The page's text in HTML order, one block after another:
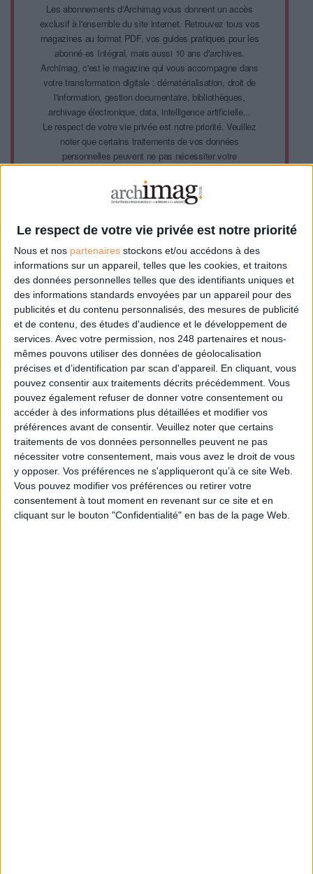
Le respect de votre vie privée est notre priorité
Nous et nos partenaires stockons et/ou accédons à des
informations sur un appareil, telles que les cookies, et traitons
des données personnelles telles que des identifiants uniques et
des informations standards envoyées par un appareil pour des
publicités et du contenu personnalisés, des mesures de publicité
et de contenu, des études d'audience et le développement de
services. Avec votre permission, nos 248 partenaires et nous-
mêmes pouvons utiliser des données de géolocalisation
précises et d’identification par scan d'appareil. En cliquant, vous
pouvez consentir aux traitements décrits précédemment. Vous
pouvez également refuser de donner votre consentement ou
accéder à des informations plus détaillées et modifier vos
préférences avant de consentir. Veuillez noter que certains
traitements de vos données personnelles peuvent ne pas
nécessiter votre consentement, mais vous avez le droit de vous
y opposer. Vos préférences ne s'appliqueront qu’à ce site Web.
Vous pouvez modifier vos préférences ou retirer votre
consentement à tout moment en revenant sur ce site et en
cliquant sur le bouton "Confidentialité" en bas de la page Web.
Les abonnements d'Archimag vous donnent un accès
exclusif à l'ensemble du site internet. Retrouvez tous vos
magazines au format PDF, vos guides pratiques pour les
abonné·es Intégral, mais aussi 10 ans d'archives.
Archimag, c'est le magazine qui vous accompagne dans
votre transformation digitale : dématérialisation, droit de
l'information, gestion documentaire, bibliothèques,
archivage électronique, data, intelligence artificielle...
Le respect de votre vie privée est notre priorité. Veuillez
noter que certains traitements de vos données
personnelles peuvent ne pas nécessiter votre
consentement. Vos préférences ne s'appliqueront qu'à ce
site Web. Vous pouvez modifier vos préférences en vous
abonnant sur ce site web ou en consultant notre politique
0 Commentaire
390
Compétences Des Documentalistes Et Des Veilleurs
Intelligence Artificielle
Osint
Outils De Veille
IA Générative
Connectez-vous inscrivez-vous pour publier un commentaire